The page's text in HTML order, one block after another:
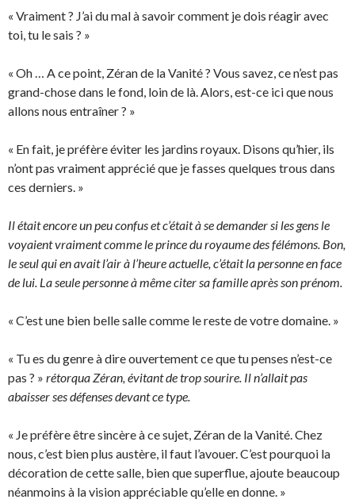
« Vraiment ? J’ai du mal à savoir comment je dois réagir avec
toi, tu le sais ? »
« Oh … A ce point, Zéran de la Vanité ? Vous savez, ce n’est pas
grand-chose dans le fond, loin de là. Alors, est-ce ici que nous
allons nous entraîner ? »
« En fait, je préfère éviter les jardins royaux. Disons qu’hier, ils
n’ont pas vraiment apprécié que je fasses quelques trous dans
ces derniers. »
Il était encore un peu confus et c’était à se demander si les gens le
voyaient vraiment comme le prince du royaume des félémons. Bon,
le seul qui en avait l’air à l’heure actuelle, c’était la personne en face
de lui. La seule personne à même citer sa famille après son prénom.
« C’est une bien belle salle comme le reste de votre domaine. »
« Tu es du genre à dire ouvertement ce que tu penses n’est-ce
pas ? » rétorqua Zéran, évitant de trop sourire. Il n’allait pas
abaisser ses défenses devant ce type.
« Je préfère être sincère à ce sujet, Zéran de la Vanité. Chez
nous, c’est bien plus austère, il faut l’avouer. C’est pourquoi la
décoration de cette salle, bien que superflue, ajoute beaucoup
néanmoins à la vision appréciable qu’elle en donne. »